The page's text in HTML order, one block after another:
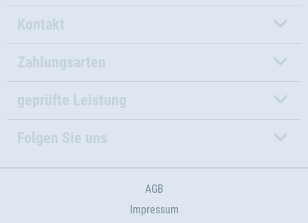
Kontakt
Zahlungsarten
geprüfte Leistung
Folgen Sie uns
AGB
Impressum